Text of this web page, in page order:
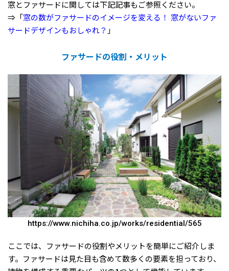
窓とファサードに関しては下記記事もご参照ください。
⇒「 窓の数がファサードのイメージを変える！ 窓がないファ
サードデザインもおしゃれ？ 」
ファサードの役割・メリット
https://www.nichiha.co.jp/works/residential/565
ここでは、ファサードの役割やメリットを簡単にご紹介しま
す。ファサードは見た目も含めて数多くの要素を担っており、